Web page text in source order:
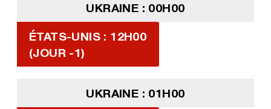
UKRAINE : 00H00
ÉTATS-UNIS : 12H00
(JOUR -1)
UKRAINE : 01H00